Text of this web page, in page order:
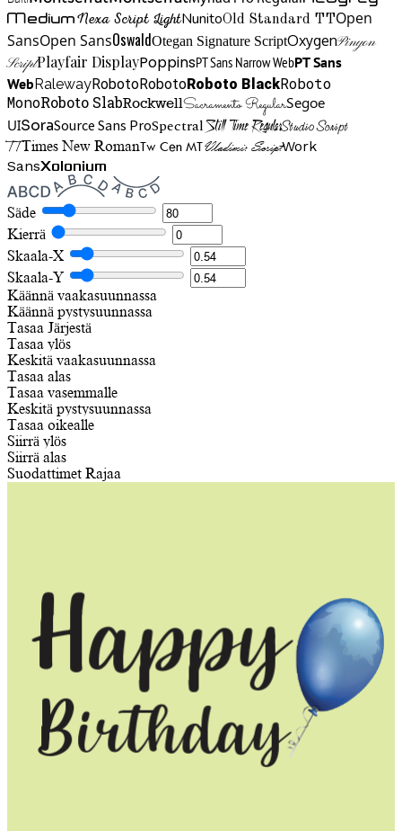
MediumNexa Script LightNunitoOld Standard TTOpen
SansOpen SansOswaldOtegan Signature ScriptOxygenPinyon
ScriptPlayfair DisplayPoppinsPT Sans Narrow WebPT Sans
WebRalewayRobotoRobotoRoboto BlackRoboto
MonoRoboto SlabRockwellSacramento RegularSegoe
UISoraSource Sans ProSpectralStill Time RegularStudio Script
TTTimes New RomanTw Cen MTVladimir ScriptWork
SansXolonium
Säde
Kierrä
Skaala-X
Skaala-Y
Käännä vaakasuunnassa
Käännä pystysuunnassa
Tasaa Järjestä
Tasaa ylös
Keskitä vaakasuunnassa
Tasaa alas
Tasaa vasemmalle
Keskitä pystysuunnassa
Tasaa oikealle
Siirrä ylös
Siirrä alas
Suodattimet Rajaa